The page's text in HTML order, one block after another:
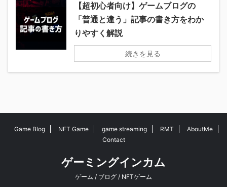
【超初心者向け】ゲームブログの
「普通と違う」記事の書き方をわか
りやすく解説
続きを見る
Game Blog NFT Game game streaming RMT
AboutMe
Contact
ゲーミングインカム
ゲーム / ブログ / NFTゲーム